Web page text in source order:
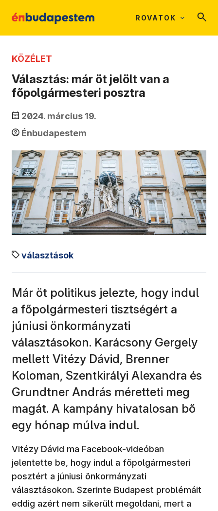
ROVATOK
KÖZÉLET
Választás: már öt jelölt van a
főpolgármesteri posztra
2024. március 19.
Énbudapestem
választások
Már öt politikus jelezte, hogy indul
a főpolgármesteri tisztségért a
júniusi önkormányzati
választásokon. Karácsony Gergely
mellett Vitézy Dávid, Brenner
Koloman, Szentkirályi Alexandra és
Grundtner András méretteti meg
magát. A kampány hivatalosan bő
egy hónap múlva indul.
Vitézy Dávid ma Facebook-videóban
jelentette be, hogy indul a főpolgármesteri
posztért a júniusi önkormányzati
választásokon. Szerinte Budapest problémáit
eddig azért nem sikerült megoldani, mert a